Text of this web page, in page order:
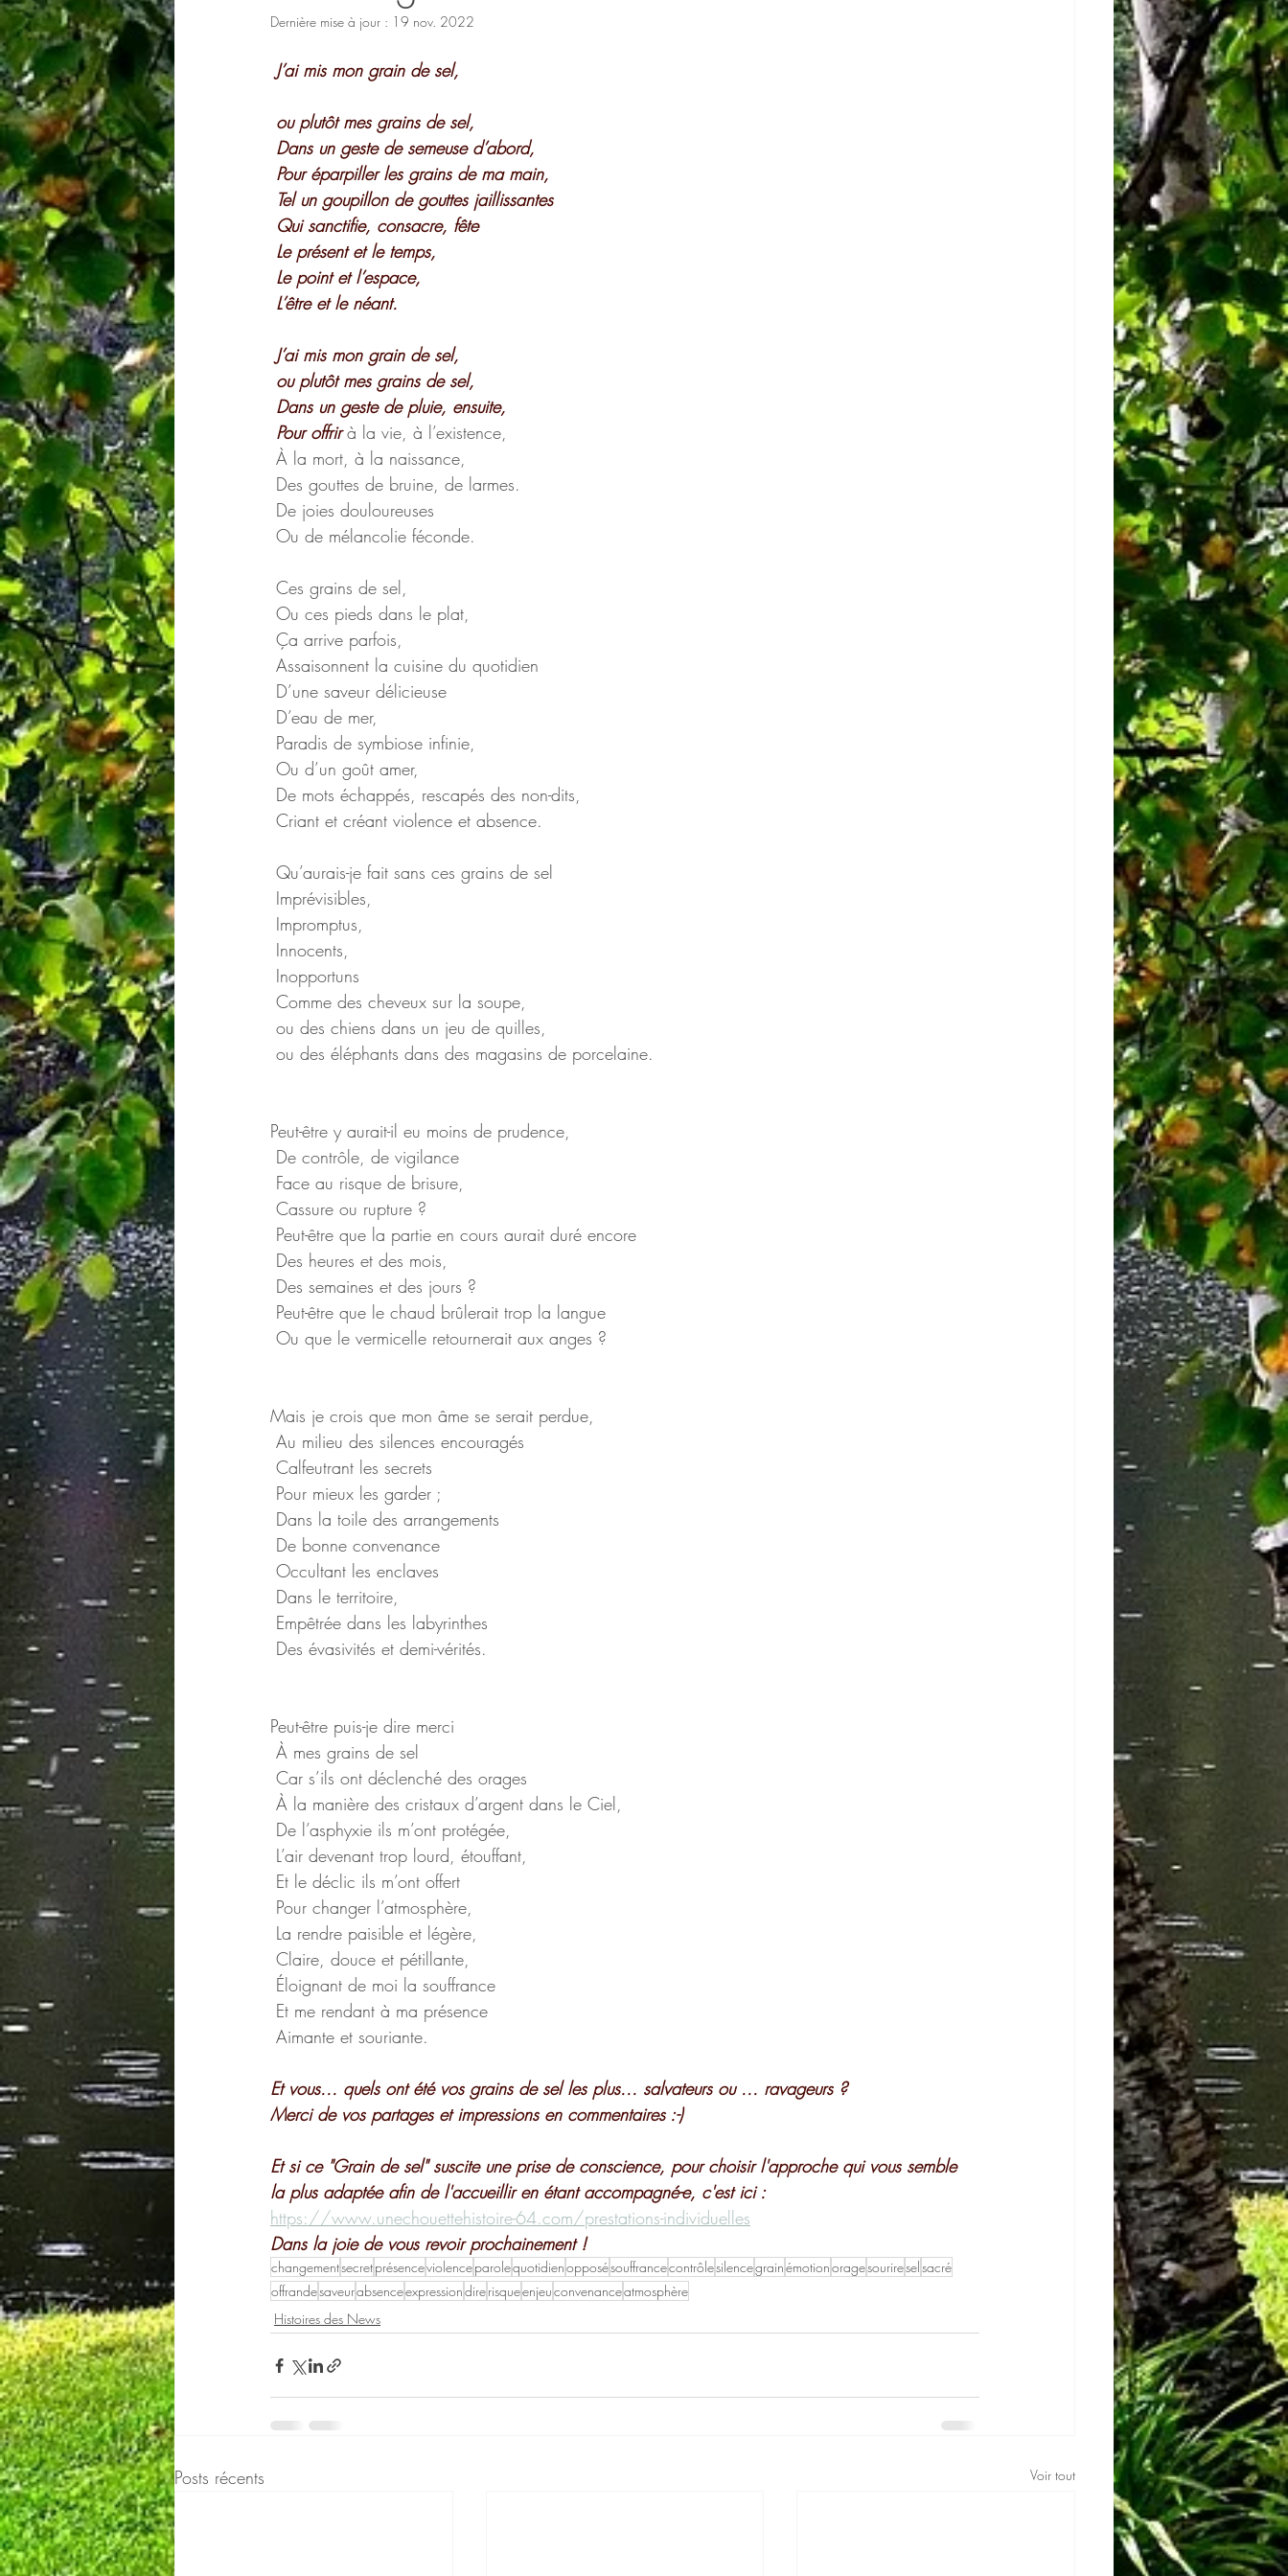
Dernière mise à jour : 19 nov. 2022
J’ai mis mon grain de sel,
ou plutôt mes grains de sel,
Dans un geste de semeuse d’abord,
Pour éparpiller les grains de ma main,
Tel un goupillon de gouttes jaillissantes
Qui sanctifie, consacre, fête
Le présent et le temps,
Le point et l’espace,
L’être et le néant.
J’ai mis mon grain de sel,
ou plutôt mes grains de sel,
Dans un geste de pluie, ensuite,
Pour offrir à la vie, à l’existence,
À la mort, à la naissance,
Des gouttes de bruine, de larmes.
De joies douloureuses
Ou de mélancolie féconde.
Ces grains de sel,
Ou ces pieds dans le plat,
Ça arrive parfois,
Assaisonnent la cuisine du quotidien
D’une saveur délicieuse
D’eau de mer,
Paradis de symbiose infinie,
Ou d’un goût amer,
De mots échappés, rescapés des non-dits,
Criant et créant violence et absence.
Qu’aurais-je fait sans ces grains de sel
Imprévisibles,
Impromptus,
Innocents,
Inopportuns
Comme des cheveux sur la soupe,
ou des chiens dans un jeu de quilles,
ou des éléphants dans des magasins de porcelaine.
Peut-être y aurait-il eu moins de prudence,
De contrôle, de vigilance
Face au risque de brisure,
Cassure ou rupture ?
Peut-être que la partie en cours aurait duré encore
Des heures et des mois,
Des semaines et des jours ?
Peut-être que le chaud brûlerait trop la langue
Ou que le vermicelle retournerait aux anges ?
Mais je crois que mon âme se serait perdue,
Au milieu des silences encouragés
Calfeutrant les secrets
Pour mieux les garder ;
Dans la toile des arrangements
De bonne convenance
Occultant les enclaves
Dans le territoire,
Empêtrée dans les labyrinthes
Des évasivités et demi-vérités.
Peut-être puis-je dire merci
À mes grains de sel
Car s’ils ont déclenché des orages
À la manière des cristaux d’argent dans le Ciel,
De l’asphyxie ils m’ont protégée,
L’air devenant trop lourd, étouffant,
Et le déclic ils m’ont offert
Pour changer l’atmosphère,
La rendre paisible et légère,
Claire, douce et pétillante,
Éloignant de moi la souffrance
Et me rendant à ma présence
Aimante et souriante.
Et vous... quels ont été vos grains de sel les plus... salvateurs ou ... ravageurs ?
Merci de vos partages et impressions en commentaires :-)
Et si ce "Grain de sel" suscite une prise de conscience, pour choisir l'approche qui vous semble
la plus adaptée afin de l'accueillir en étant accompagné-e, c'est ici :
https://www.unechouettehistoire-64.com/prestations-individuelles
Dans la joie de vous revoir prochainement !
changementsecretprésenceviolenceparolequotidienopposésouffrancecontrôlesilencegrainémotionoragesourireselsacré
offrandesaveurabsenceexpressiondirerisqueenjeuconvenanceatmosphère
Histoires des News
Posts récents Voir tout